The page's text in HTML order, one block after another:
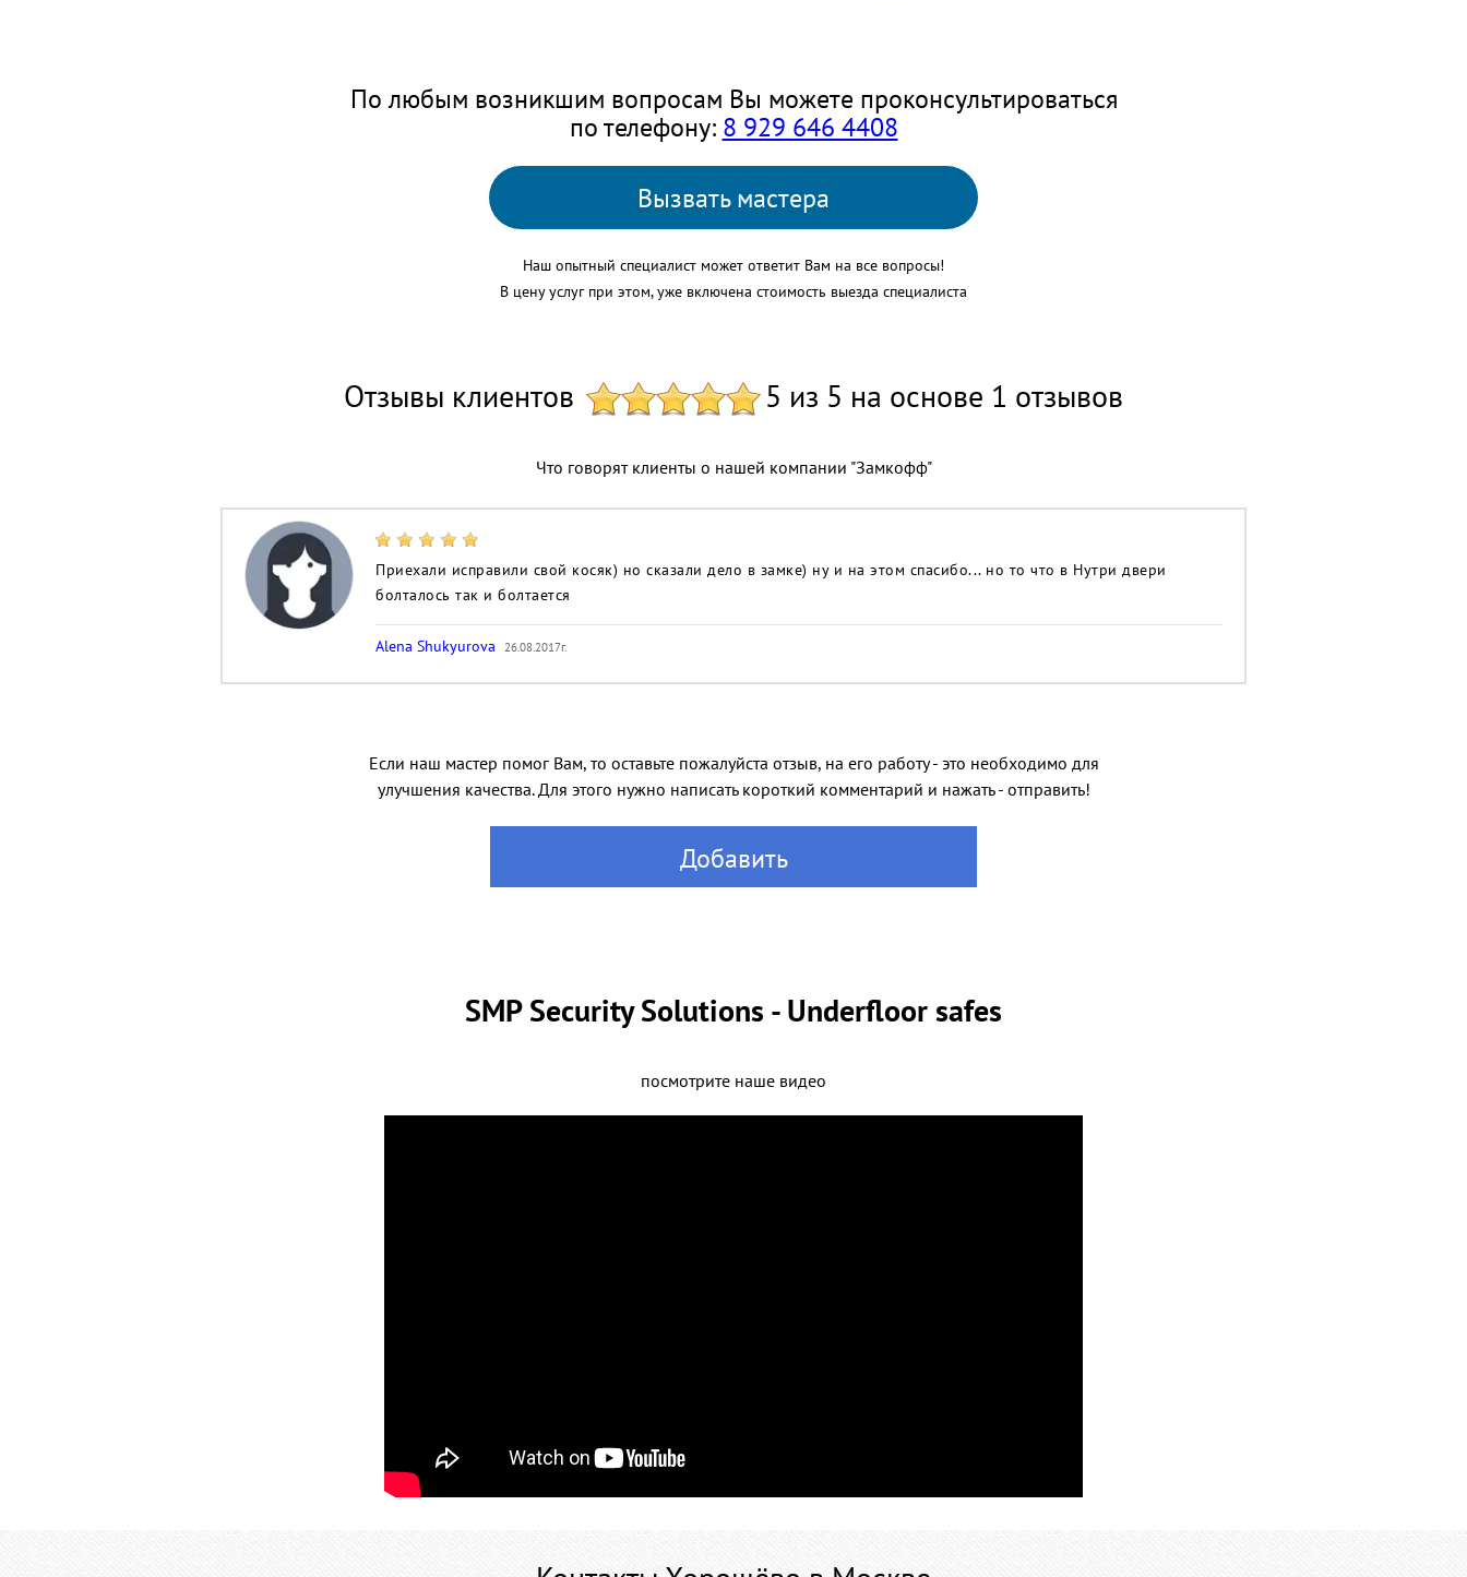
По любым возникшим вопросам Вы можете проконсультироваться
по телефону: 8 929 646 4408
Вызвать мастера
Наш опытный специалист может ответит Вам на все вопросы!
В цену услуг при этом, уже включена стоимость выезда специалиста
Отзывы клиентов 5 из 5 на основе 1 отзывов
Что говорят клиенты о нашей компании "Замкофф"
Приехали исправили свой косяк) но сказали дело в замке) ну и на этом спасибо... но то что в Нутри двери
болталось так и болтается
Alena Shukyurova 26.08.2017г.
Если наш мастер помог Вам, то оставьте пожалуйста отзыв, на его работу - это необходимо для
улучшения качества. Для этого нужно написать короткий комментарий и нажать - отправить!
Добавить
SMP Security Solutions - Underfloor safes
посмотрите наше видео